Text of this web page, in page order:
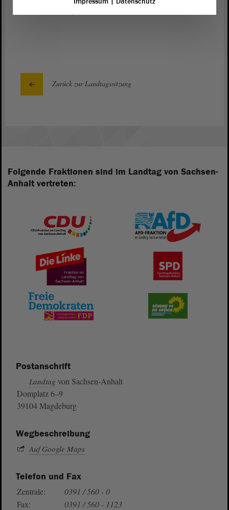
Zurück zur Landtagssitzung
Folgende Fraktionen sind im Landtag von Sachsen-
Anhalt vertreten:
Postanschrift
Landtag von Sachsen-Anhalt
Domplatz 6–9
39104 Magdeburg
Wegbeschreibung
Auf Google Maps
Telefon und Fax
Zentrale:
0391 / 560 - 0
Fax:
0391 / 560 - 1123